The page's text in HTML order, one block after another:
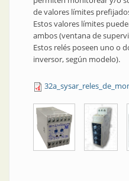
de valores límites
Estos valores límites
ambos (ventana de
Estos relés poseen uno o
inversor, según modelo).